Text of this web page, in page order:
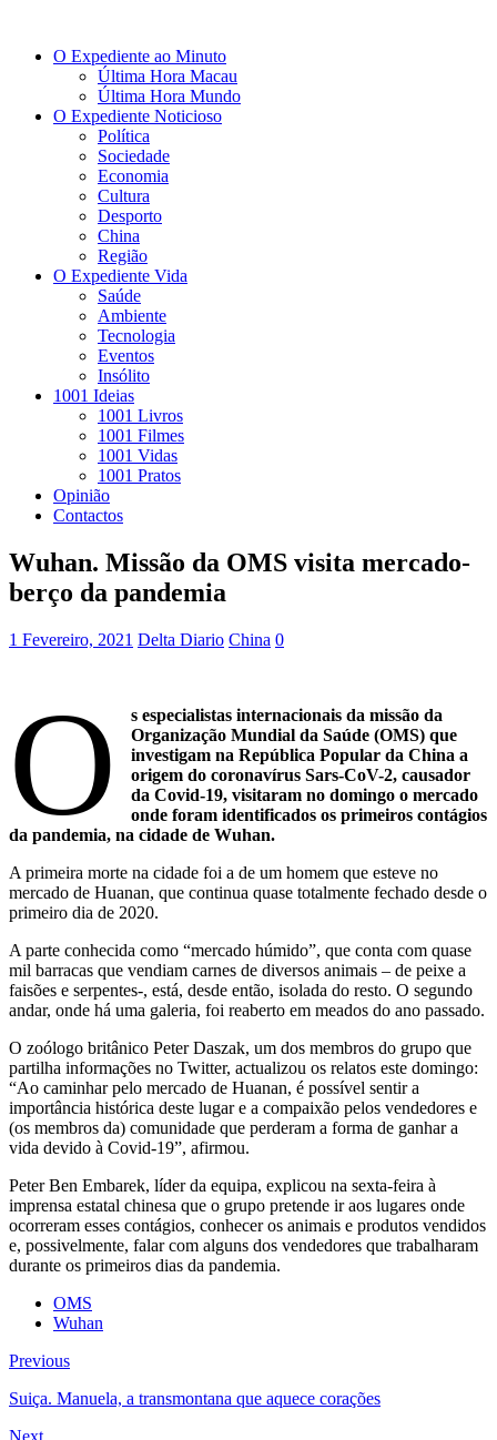
O Expediente ao Minuto
Última Hora Macau
Última Hora Mundo
O Expediente Noticioso
Política
Sociedade
Economia
Cultura
Desporto
China
Região
O Expediente Vida
Saúde
Ambiente
Tecnologia
Eventos
Insólito
1001 Ideias
1001 Livros
1001 Filmes
1001 Vidas
1001 Pratos
Opinião
Contactos
Wuhan. Missão da OMS visita mercado-
berço da pandemia
1 Fevereiro, 2021 Delta Diario China 0
O
s especialistas internacionais da missão da
Organização Mundial da Saúde (OMS) que
investigam na República Popular da China a
origem do coronavírus Sars-CoV-2, causador
da Covid-19, visitaram no domingo o mercado
onde foram identificados os primeiros contágios
da pandemia, na cidade de Wuhan.
A primeira morte na cidade foi a de um homem que esteve no
mercado de Huanan, que continua quase totalmente fechado desde o
primeiro dia de 2020.
A parte conhecida como “mercado húmido”, que conta com quase
mil barracas que vendiam carnes de diversos animais – de peixe a
faisões e serpentes-, está, desde então, isolada do resto. O segundo
andar, onde há uma galeria, foi reaberto em meados do ano passado.
O zoólogo britânico Peter Daszak, um dos membros do grupo que
partilha informações no Twitter, actualizou os relatos este domingo:
“Ao caminhar pelo mercado de Huanan, é possível sentir a
importância histórica deste lugar e a compaixão pelos vendedores e
(os membros da) comunidade que perderam a forma de ganhar a
vida devido à Covid-19”, afirmou.
Peter Ben Embarek, líder da equipa, explicou na sexta-feira à
imprensa estatal chinesa que o grupo pretende ir aos lugares onde
ocorreram esses contágios, conhecer os animais e produtos vendidos
e, possivelmente, falar com alguns dos vendedores que trabalharam
durante os primeiros dias da pandemia.
OMS
Wuhan
Previous
Suiça. Manuela, a transmontana que aquece corações
Next